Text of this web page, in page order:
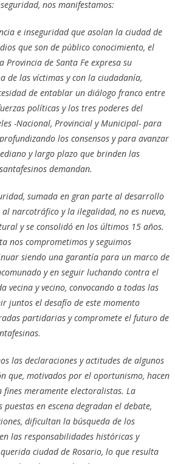
nos manifestamos:
e inseguridad que asolan la ciudad de
que son de público conocimiento, el
Provincia de Santa Fe expresa su
de las víctimas y con la ciudadanía,
de entablar un diálogo franco entre
políticas y los tres poderes del
-Nacional, Provincial y Municipal- para
los consensos y para avanzar
y largo plazo que brinden las
demandan.
sumada en gran parte al desarrollo
narcotráfico y la ilegalidad, no es nueva,
y se consolidó en los últimos 15 años.
nos comprometimos y seguimos
siendo una garantía para un marco de
y en seguir luchando contra el
vecina y vecino, convocando a todas las
juntos el desafío de este momento
partidarias y compromete el futuro de
las declaraciones y actitudes de algunos
que, motivados por el oportunismo, hacen
fines meramente electoralistas. La
en escena degradan el debate,
dificultan la búsqueda de los
las responsabilidades históricas y
ciudad de Rosario, lo que resulta